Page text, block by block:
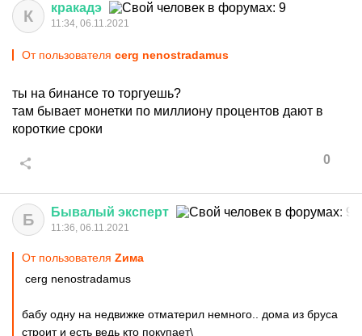
К кракадэ
11:34, 06.11.2021
От пользователя cerg nenostradamus
ты на бинансе то торгуешь?
там бывает монетки по миллиону процентов дают в
короткие сроки
0
Б Бывалый эксперт
11:36, 06.11.2021
От пользователя Zима
cerg nenostradamus
бабу одну на недвижке отматерил немного.. дома из бруса
строит и есть ведь кто покупает\